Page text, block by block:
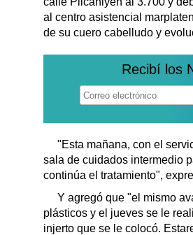
al centro asistencial
de su cuero cabelludo y
Recibí los
"Esta mañana, con el
sala de cuidados intermedio
continúa el tratamiento",
Y agregó que "el mismo
plásticos y el jueves se le
injerto que se le colocó.